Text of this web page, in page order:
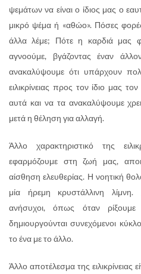
ψεμάτων να είναι ο ίδιος μας ο
μικρό ψέμα ή «αθώο». Πόσες
άλλα λέμε; Πότε η καρδιά μας
αγνοούμε, βγάζοντας έναν
ανακαλύψουμε ότι υπάρχουν
ειλικρίνειας προς τον ίδιο μας
αυτά και να τα ανακαλύψουμε
μετά η θέληση για αλλαγή.
Άλλο χαρακτηριστικό της
εφαρμόζουμε στη ζωή μας,
αίσθηση ελευθερίας. Η νοητική
μία ήρεμη κρυστάλλινη λίμνη.
ανήσυχοι, όπως όταν
δημιουργούνται συνεχόμενοι
το ένα με το άλλο.
Άλλο αποτέλεσμα της ειλικρίνειας